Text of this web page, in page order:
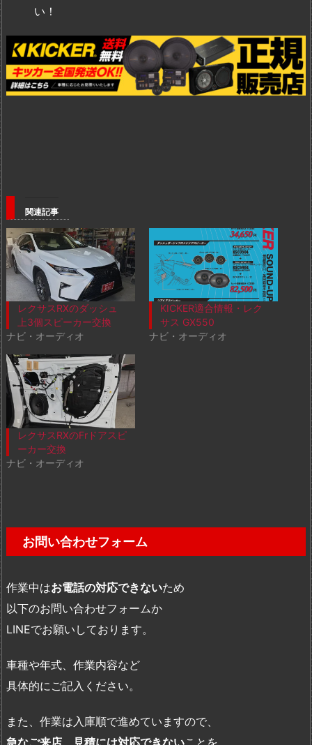
い！
関連記事
レクサスRXのダッシュ
上3個スピーカー交換
ナビ・オーディオ
KICKER適合情報・レク
サス GX550
ナビ・オーディオ
レクサスRXのFrドアスピ
ーカー交換
ナビ・オーディオ
お問い合わせフォーム
作業中はお電話の対応できないため
以下のお問い合わせフォームか
LINEでお願いしております。
車種や年式、作業内容など
具体的にご記入ください。
また、作業は入庫順で進めていますので、
急なご来店、見積には対応できない ことを